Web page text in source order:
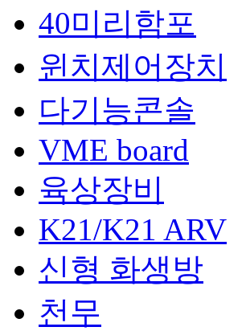
40미리함포
윈치제어장치
다기능콘솔
VME board
육상장비
K21/K21 ARV
신형 화생방
천무